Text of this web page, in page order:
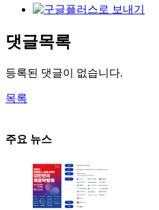
댓글목록
등록된 댓글이 없습니다.
목록
주요 뉴스